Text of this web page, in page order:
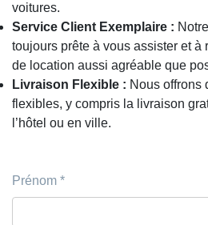
voitures.
Service Client Exemplaire :
toujours prête à vous assister et à
de location aussi agréable que
Livraison Flexible : Nous offrons
flexibles, y compris la livraison
l’hôtel ou en ville.
Prénom *